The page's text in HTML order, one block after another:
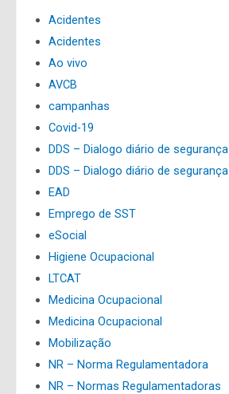
Acidentes
Acidentes
Ao vivo
AVCB
campanhas
Covid-19
DDS – Dialogo diário de segurança
DDS – Dialogo diário de segurança
EAD
Emprego de SST
eSocial
Higiene Ocupacional
LTCAT
Medicina Ocupacional
Medicina Ocupacional
Mobilização
NR – Norma Regulamentadora
NR – Normas Regulamentadoras